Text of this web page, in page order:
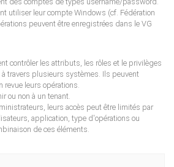
utiliser leur compte Windows (cf. Fédération
peuvent être enregistrées dans le VG
contrôler les attributs, les rôles et le privilèges
travers plusieurs systèmes. Ils peuvent
revue leurs opérations.
ou non à un tenant.
leurs accès peut être limités par
application, type d'opérations ou
de ces éléments.